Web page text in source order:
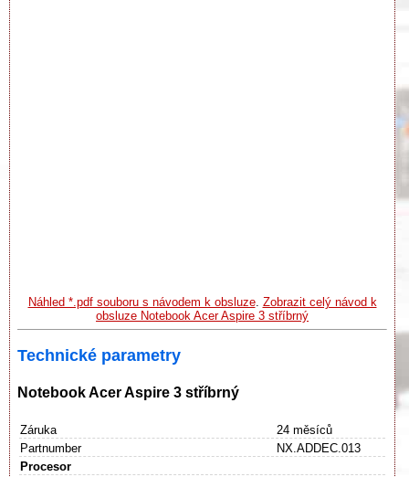
Náhled *.pdf souboru s návodem k obsluze. Zobrazit celý návod k
obsluze Notebook Acer Aspire 3 stříbrný
Technické parametry
Notebook Acer Aspire 3 stříbrný
Záruka
24 měsíců
Partnumber
NX.ADDEC.013
Procesor